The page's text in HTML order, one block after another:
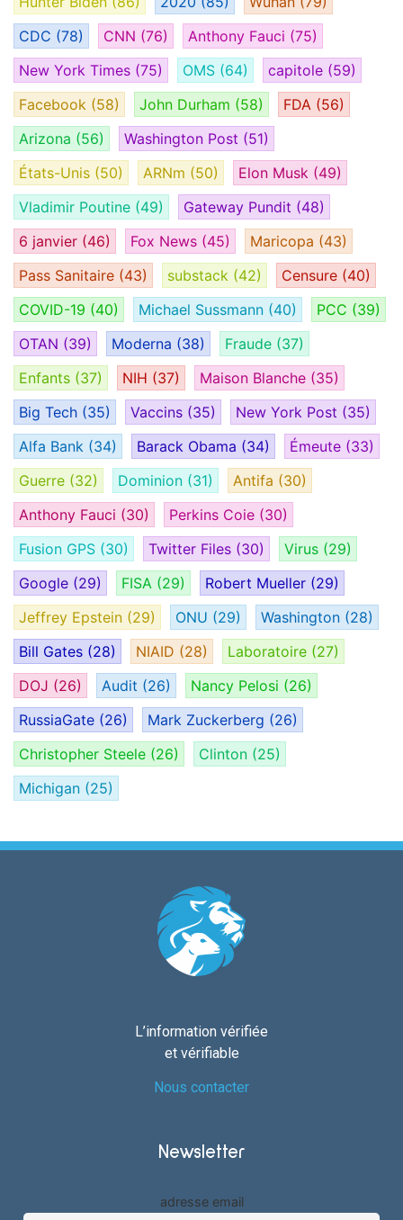
CDC (78) CNN (76) Anthony Fauci (75)
New York Times (75) OMS (64) capitole (59)
Facebook (58) John Durham (58) FDA (56)
Arizona (56) Washington Post (51)
États-Unis (50) ARNm (50) Elon Musk (49)
Vladimir Poutine (49) Gateway Pundit (48)
6 janvier (46) Fox News (45) Maricopa (43)
Pass Sanitaire (43) substack (42) Censure (40)
COVID-19 (40) Michael Sussmann (40) PCC (39)
OTAN (39) Moderna (38) Fraude (37)
Enfants (37) NIH (37) Maison Blanche (35)
Big Tech (35) Vaccins (35) New York Post (35)
Alfa Bank (34) Barack Obama (34) Émeute (33)
Guerre (32) Dominion (31) Antifa (30)
Anthony Fauci (30) Perkins Coie (30)
Fusion GPS (30) Twitter Files (30) Virus (29)
Google (29) FISA (29) Robert Mueller (29)
Jeffrey Epstein (29) ONU (29) Washington (28)
Bill Gates (28) NIAID (28) Laboratoire (27)
DOJ (26) Audit (26) Nancy Pelosi (26)
RussiaGate (26) Mark Zuckerberg (26)
Christopher Steele (26) Clinton (25)
Michigan (25)
L’information vérifiée
et vérifiable
Nous contacter
Newsletter
adresse email